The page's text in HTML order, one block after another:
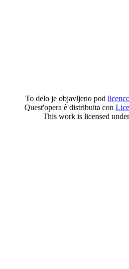
To delo je objavljeno pod
Quest'opera è distribuita con
This work is licensed